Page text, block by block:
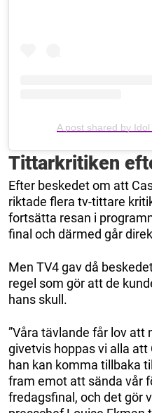
A post shared by
Tittarkritiken
Efter beskedet om att
riktade flera tv-tittare
fortsätta resan i
final och därmed går
Men TV4 gav då
regel som gör att de
hans skull.
”Våra tävlande får lov att
givetvis hoppas vi alla
han kan komma tillbaka
fram emot att sända vår
fredagsfinal, och det gör